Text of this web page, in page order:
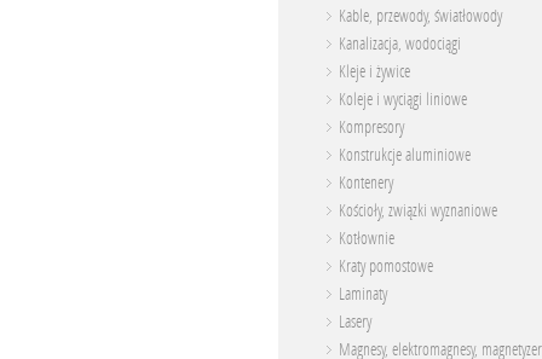
Kable, przewody, światłowody
Kanalizacja, wodociągi
Kleje i żywice
Koleje i wyciągi liniowe
Kompresory
Konstrukcje aluminiowe
Kontenery
Kościoły, związki wyznaniowe
Kotłownie
Kraty pomostowe
Laminaty
Lasery
Magnesy, elektromagnesy,